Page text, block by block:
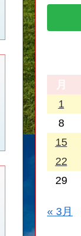
月
1
8
15
22
29
« 3月